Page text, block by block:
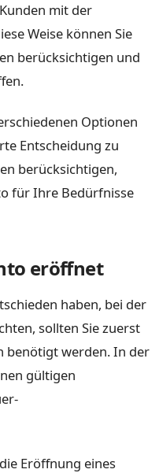
mit der
Weise können Sie
berücksichtigen und
Optionen
Entscheidung zu
berücksichtigen,
für Ihre Bedürfnisse
eröffnet
haben, bei der
sollten Sie zuerst
benötigt werden. In der
gültigen
Eröffnung eines